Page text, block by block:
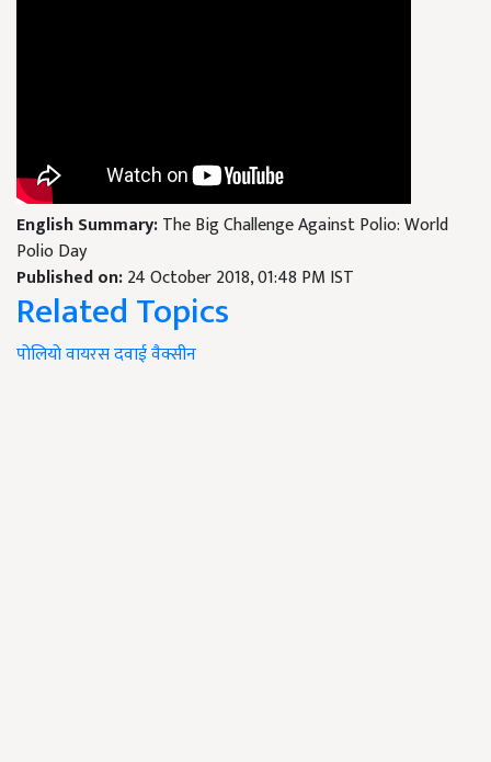
English Summary:The Big Challenge Against Polio: World
Polio Day
Published on:24 October 2018, 01:48 PM IST
Related Topics
पोलियोवायरसदवाईवैक्सीन